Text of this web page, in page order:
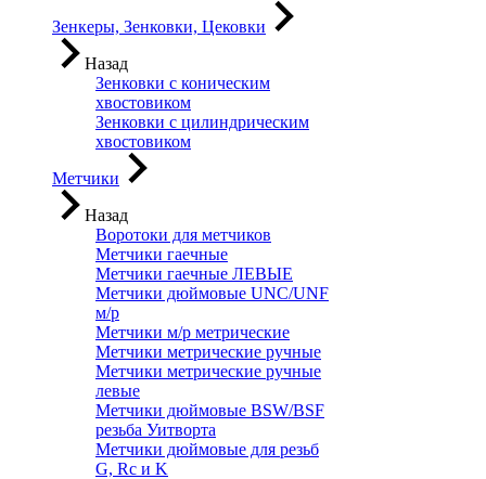
Зенкеры, Зенковки, Цековки
Назад
Зенковки с коническим
хвостовиком
Зенковки с цилиндрическим
хвостовиком
Метчики
Назад
Воротоки для метчиков
Метчики гаечные
Метчики гаечные ЛЕВЫЕ
Метчики дюймовые UNC/UNF
м/р
Метчики м/р метрические
Метчики метрические ручные
Метчики метрические ручные
левые
Метчики дюймовые BSW/BSF
резьба Уитворта
Метчики дюймовые для резьб
G, Rc и K